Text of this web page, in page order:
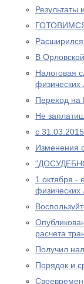
Результаты
В
Налоговая
физических
Переход на
Не
с
Изменения
1 октября -
физических
расчета
Получил
Порядок и